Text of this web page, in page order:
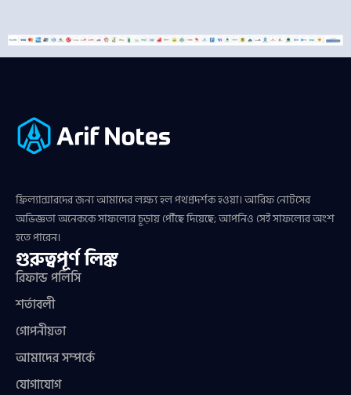
ফ্রিল্যান্সারদের জন্য আমাদের লক্ষ্য হল পথপ্রদর্শক হওয়া। আরিফ নোটসের
অভিজ্ঞতা অনেককে সাফল্যের চূড়ায় পৌঁছে দিয়েছে; আপনিও সেই সাফল্যের অংশ
হতে পারেন।
গুরুত্বপূর্ণ লিঙ্ক
রিফান্ড পলিসি
শর্তাবলী
গোপনীয়তা
আমাদের সম্পর্কে
যোগাযোগ